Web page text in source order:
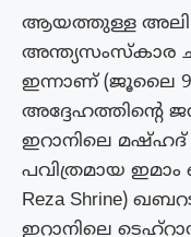
ആയത്തുള്ള അലി
അന്ത്യസംസ്കാര
ഇന്നാണ് (ജൂലൈ 9,
അദ്ദേഹത്തിന്റെ
ഇറാനിലെ മഷ്ഹദ്
പവിത്രമായ ഇമാം
Reza Shrine)
ഇറാനിലെ